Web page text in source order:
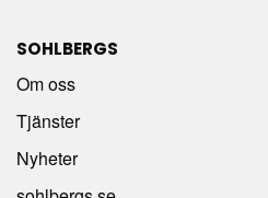
SOHLBERGS
Om oss
Tjänster
Nyheter